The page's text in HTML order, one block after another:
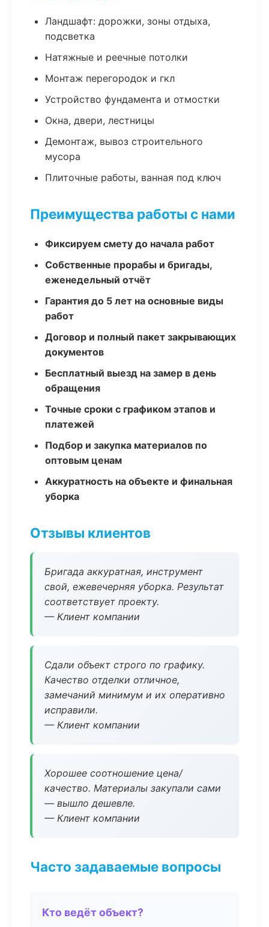
Ландшафт: дорожки, зоны отдыха,
подсветка
Натяжные и реечные потолки
Монтаж перегородок и гкл
Устройство фундамента и отмостки
Окна, двери, лестницы
Демонтаж, вывоз строительного
мусора
Плиточные работы, ванная под ключ
Преимущества работы с нами
Фиксируем смету до начала работ
Собственные прорабы и бригады,
еженедельный отчёт
Гарантия до 5 лет на основные виды
работ
Договор и полный пакет закрывающих
документов
Бесплатный выезд на замер в день
обращения
Точные сроки с графиком этапов и
платежей
Подбор и закупка материалов по
оптовым ценам
Аккуратность на объекте и финальная
уборка
Отзывы клиентов
Бригада аккуратная, инструмент
свой, ежевечерняя уборка. Результат
соответствует проекту.
— Клиент компании
Сдали объект строго по графику.
Качество отделки отличное,
замечаний минимум и их оперативно
исправили.
— Клиент компании
Хорошее соотношение цена/
качество. Материалы закупали сами
— вышло дешевле.
— Клиент компании
Часто задаваемые вопросы
Кто ведёт объект?